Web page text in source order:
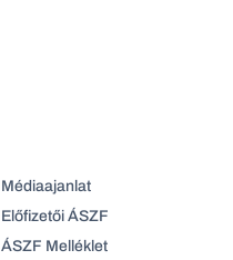
Médiaajanlat
Előfizetői ÁSZF
ÁSZF Melléklet